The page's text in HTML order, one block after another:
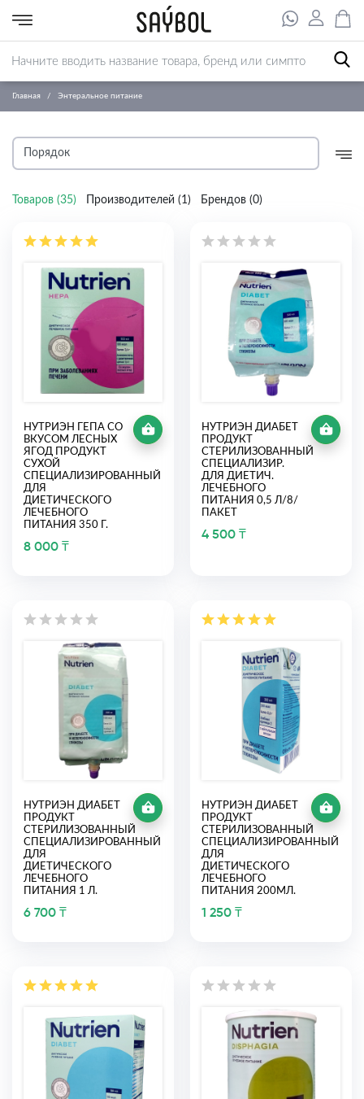
Главная Энтеральное питание
Товаров (35) Производителей (1) Брендов (0)
НУТРИЭН ГЕПА СО
ВКУСОМ ЛЕСНЫХ
ЯГОД ПРОДУКТ
СУХОЙ
СПЕЦИАЛИЗИРОВАННЫЙ
ДЛЯ
ДИЕТИЧЕСКОГО
ЛЕЧЕБНОГО
ПИТАНИЯ 350 Г.
8 000 ₸
НУТРИЭН ДИАБЕТ
ПРОДУКТ
СТЕРИЛИЗОВАННЫЙ
СПЕЦИАЛИЗИР.
ДЛЯ ДИЕТИЧ.
ЛЕЧЕБНОГО
ПИТАНИЯ 0,5 Л/8/
ПАКЕТ
4 500 ₸
НУТРИЭН ДИАБЕТ
ПРОДУКТ
СТЕРИЛИЗОВАННЫЙ
СПЕЦИАЛИЗИРОВАННЫЙ
ДЛЯ
ДИЕТИЧЕСКОГО
ЛЕЧЕБНОГО
ПИТАНИЯ 1 Л.
6 700 ₸
НУТРИЭН ДИАБЕТ
ПРОДУКТ
СТЕРИЛИЗОВАННЫЙ
СПЕЦИАЛИЗИРОВАННЫЙ
ДЛЯ
ДИЕТИЧЕСКОГО
ЛЕЧЕБНОГО
ПИТАНИЯ 200МЛ.
1 250 ₸